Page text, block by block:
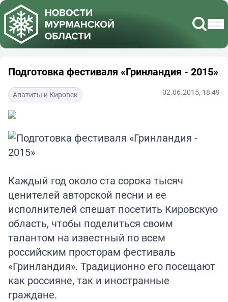
Подготовка фестиваля «Гринландия - 2015»
Апатиты и Кировск 02.06.2015, 18:49
Каждый год около ста сорока тысяч
ценителей авторской песни и ее
исполнителей спешат посетить Кировскую
область, чтобы поделиться своим
талантом на известный по всем
российским просторам фестиваль
«Гринландия». Традиционно его посещают
как россияне, так и иностранные
граждане.